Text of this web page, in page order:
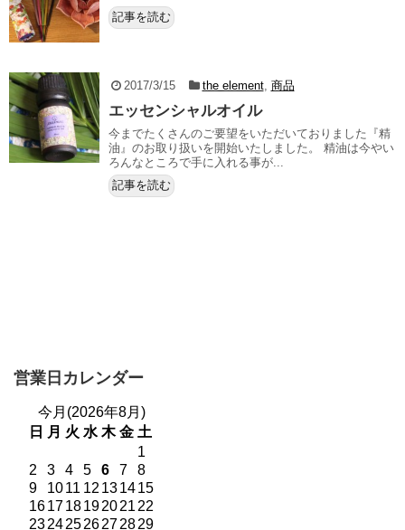
記事を読む
2017/3/15 the element, 商品
エッセンシャルオイル
今までたくさんのご要望をいただいておりました『精
油』のお取り扱いを開始いたしました。 精油は今やい
ろんなところで手に入れる事が...
記事を読む
営業日カレンダー
今月(2026年8月)
日
月 火 水 木 金 土
1
2
3 4 5 6 7
8
9
1011 12 131415
161718192021 22
23242526272829